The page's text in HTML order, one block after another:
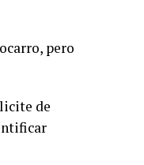
pero
de